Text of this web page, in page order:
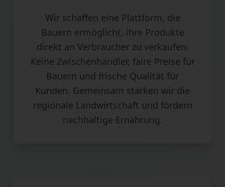
Wir schaffen eine Plattform, die
Bauern ermöglicht, ihre Produkte
direkt an Verbraucher zu verkaufen.
Keine Zwischenhändler, faire Preise für
Bauern und frische Qualität für
Kunden. Gemeinsam stärken wir die
regionale Landwirtschaft und fördern
nachhaltige Ernährung.